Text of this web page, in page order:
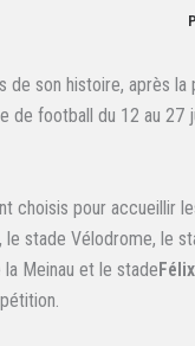
de son histoire, après
de football du 12 au 27
choisis pour accueillir
stade Vélodrome, le
Meinau et le stade